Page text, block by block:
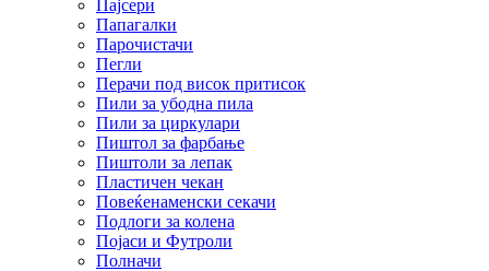
Пајсери
Папагалки
Парочистачи
Пегли
Перачи под висок притисок
Пили за убодна пила
Пили за циркулари
Пиштол за фарбање
Пиштоли за лепак
Пластичен чекан
Повеќенаменски секачи
Подлоги за колена
Појаси и Футроли
Полначи